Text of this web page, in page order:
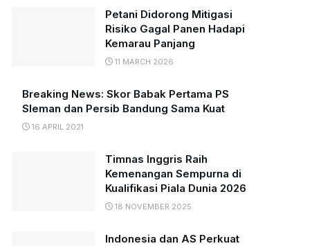
Petani Didorong Mitigasi
Risiko Gagal Panen Hadapi
Kemarau Panjang
11 MARCH 2026
Breaking News: Skor Babak Pertama PS
Sleman dan Persib Bandung Sama Kuat
16 APRIL 2021
Timnas Inggris Raih
Kemenangan Sempurna di
Kualifikasi Piala Dunia 2026
18 NOVEMBER 2025
Indonesia dan AS Perkuat